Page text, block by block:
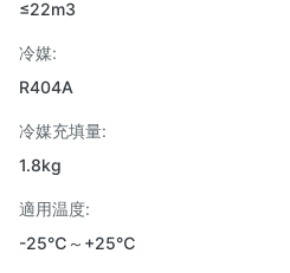
≤22m3
冷媒:
R404A
冷媒充填量:
1.8kg
適用温度:
-25℃～+25℃